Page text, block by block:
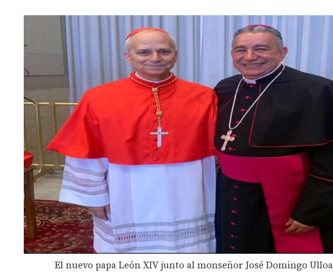
El nuevo papa León XIV junto al monseñor José Domingo